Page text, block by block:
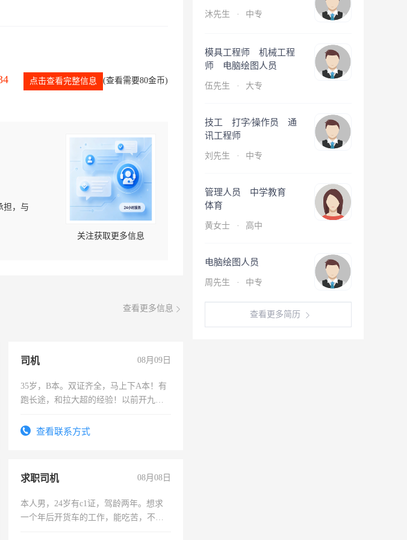
点击查看完整信息 (查看需要80金币)
担，与
关注获取更多信息
查看更多信息
司机 08月09日
35岁，B本。双证齐全，马上下A本！有
跑长途，和拉大超的经验！以前开九米
查看联系方式
求职司机 08月08日
本人男，24岁有c1证，驾龄两年。想求
一个年后开货车的工作，能吃苦，不怕
沐先生 · 中专
模具工程师 机械工程
师 电脑绘图人员
伍先生 · 大专
技工 打字∕操作员 通
讯工程师
刘先生 · 中专
管理人员 中学教育
体育
黄女士 · 高中
电脑绘图人员
周先生 · 中专
查看更多简历